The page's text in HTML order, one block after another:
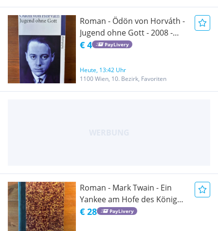
Roman - Ödön von Horváth -
Jugend ohne Gott - 2008 -
Gesellschaftskritischer
€ 4 PayLivery
Heute, 13:42 Uhr
1100 Wien, 10. Bezirk, Favoriten
Roman - Mark Twain - Ein
Yankee am Hofe des König
Artus - ca. 1950er -
€ 28 PayLivery